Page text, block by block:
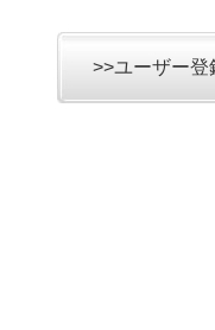
>>ユーザー